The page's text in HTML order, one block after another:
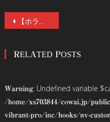
投
ナ
ゲ
【ホラーファン注目の冒頭映像】『コワすぎ！』大迫茂生×『仮面ライダーギーツ』青島心が最狂バディに！前代未聞のバイオレンス・モキュメンタリー『福山市に帰ってみた』6/19(金)公開！
RELATED POSTS
Warning: Undefined variable
/home/xs703844/cowai.jp/
vibrant-pro/inc/hooks/nv-